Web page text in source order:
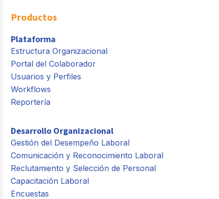
Productos
Plataforma
Estructura Organizacional
Portal del Colaborador
Usuarios y Perfiles
Workflows
Reportería
Desarrollo Organizacional
Gestión del Desempeño Laboral
Comunicación y Reconocimiento Laboral
Reclutamiento y Selección de Personal
Capacitación Laboral
Encuestas